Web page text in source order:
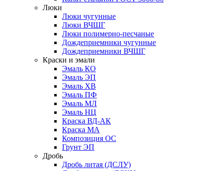
Люки
Люки чугунные
Люки ВЧШГ
Люки полимерно-песчаные
Дождеприемники чугунные
Дождеприемники ВЧШГ
Краски и эмали
Эмаль КО
Эмаль ЭП
Эмаль ХВ
Эмаль ПФ
Эмаль МЛ
Эмаль НЦ
Краска ВД-АК
Краска МА
Композиция ОС
Грунт ЭП
Дробь
Дробь литая (ДСЛУ)